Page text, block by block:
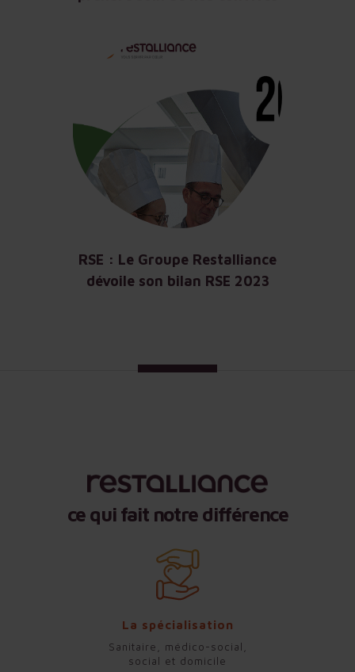
RSE : Le Groupe Restalliance
dévoile son bilan RSE 2023
ce qui fait notre différence
La spécialisation
Sanitaire, médico-social,
social et domicile